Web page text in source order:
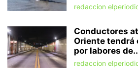
redaccion
Conductores
Oriente tendrá
por labores
redaccion